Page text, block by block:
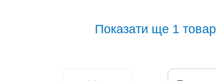
Показати ще 1 товар